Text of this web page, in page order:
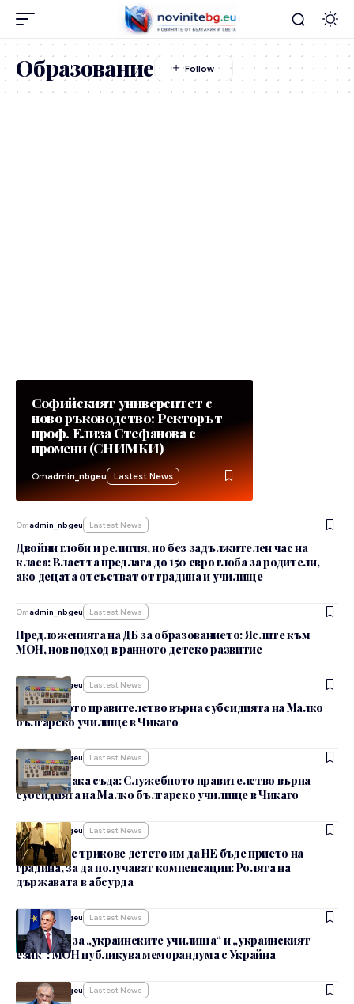
Образование
Софийският университет с
ново ръководство: Ректорът
проф. Елиза Стефанова с
промени (СНИМКИ)
Отadmin_nbgeu Lastest News
Отadmin_nbgeu Lastest News
Двойни глоби и религия, но без задължителен час на
класа: Властта предлага до 150 евро глоба за родители,
ако децата отсъстват от градина и училище
Отadmin_nbgeu Lastest News
Предложенията на ДБ за образованието: Яслите към
МОН, нов подход в ранното детско развитие
Отadmin_nbgeu Lastest News
Служебното правителство върна субсидията на Малко
българско училище в Чикаго
Отadmin_nbgeu Lastest News
Без да изчака съда: Служебното правителство върна
субсидията на Малко българско училище в Чикаго
Отadmin_nbgeu Lastest News
Родители с трикове детето им да НЕ бъде прието на
градина, за да получават компенсации: Ролята на
държавата в абсурда
admin_nbgeu Lastest News
Истината за „украинските училища“ и „украинският
език“: МОН публикува меморандума с Украйна
admin_nbgeu Lastest News